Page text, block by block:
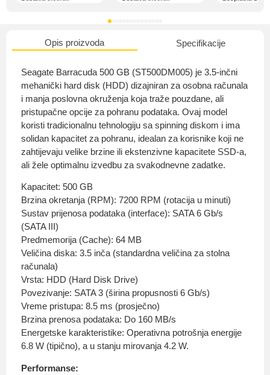
Opis proizvoda Specifikacije
Seagate Barracuda 500 GB (ST500DM005) je 3.5-inčni
mehanički hard disk (HDD) dizajniran za osobna računala
i manja poslovna okruženja koja traže pouzdane, ali
pristupačne opcije za pohranu podataka. Ovaj model
koristi tradicionalnu tehnologiju sa spinning diskom i ima
solidan kapacitet za pohranu, idealan za korisnike koji ne
zahtijevaju velike brzine ili ekstenzivne kapacitete SSD-a,
ali žele optimalnu izvedbu za svakodnevne zadatke.
Kapacitet: 500 GB
Brzina okretanja (RPM): 7200 RPM (rotacija u minuti)
Sustav prijenosa podataka (interface): SATA 6 Gb/s
(SATA III)
Predmemorija (Cache): 64 MB
Veličina diska: 3.5 inča (standardna veličina za stolna
računala)
Vrsta: HDD (Hard Disk Drive)
Povezivanje: SATA 3 (širina propusnosti 6 Gb/s)
Vreme pristupa: 8.5 ms (prosječno)
Brzina prenosa podataka: Do 160 MB/s
Energetske karakteristike: Operativna potrošnja energije
6.8 W (tipično), a u stanju mirovanja 4.2 W.
Performanse:
O nama
Privatnost kupca